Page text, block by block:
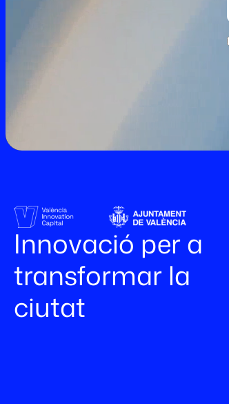
Innovació per a
transformar la
ciutat